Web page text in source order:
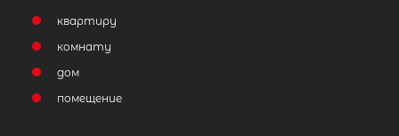
квартиру
комнату
дом
помещение